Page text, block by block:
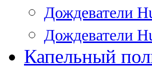
Дождеватели
Дождеватели
Капельный